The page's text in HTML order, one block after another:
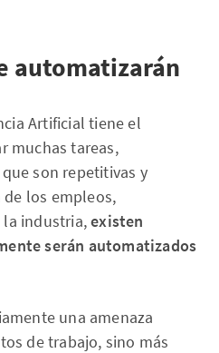
automatizarán
Artificial tiene el
muchas tareas,
son repetitivas y
de los empleos,
la industria,existen
serán automatizados
una amenaza
de trabajo, sino más